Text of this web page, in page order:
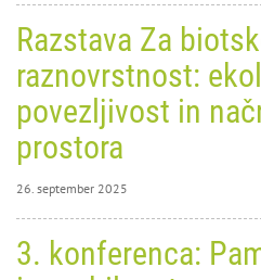
Ohranjanje
Razstava Za
raznovrstnost:
povezljivost in
prostora
26. september 2025
3. konferenca: